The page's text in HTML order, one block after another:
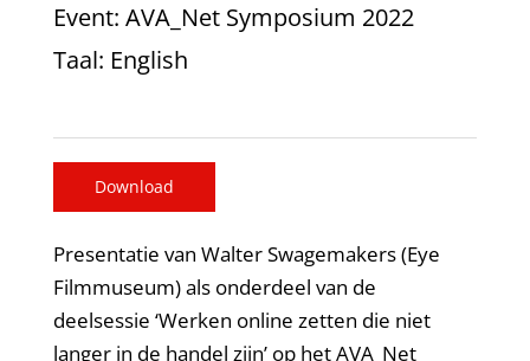
Event: AVA_Net Symposium 2022
Taal: English
Download
Presentatie van Walter Swagemakers (Eye
Filmmuseum) als onderdeel van de
deelsessie ‘Werken online zetten die niet
langer in de handel zijn’ op het AVA_Net